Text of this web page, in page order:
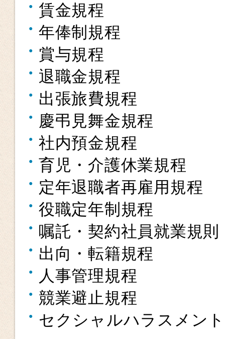
賃金規程
年俸制規程
賞与規程
退職金規程
出張旅費規程
慶弔見舞金規程
社内預金規程
育児・介護休業規程
定年退職者再雇用規程
役職定年制規程
嘱託・契約社員就業規則
出向・転籍規程
人事管理規程
競業避止規程
セクシャルハラスメン